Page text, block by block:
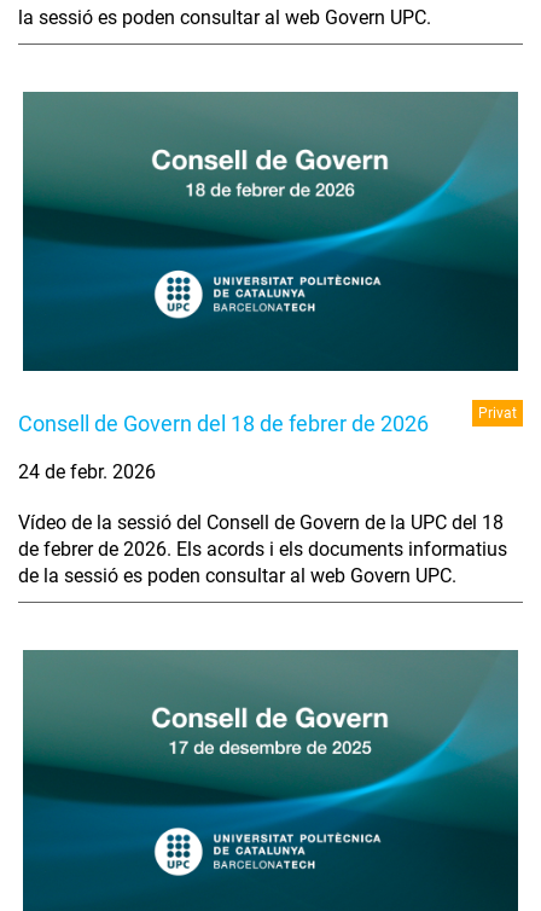
la sessió es poden consultar al web Govern UPC.
Consell de Govern del 18 de febrer de 2026 Privat
24 de febr. 2026
Vídeo de la sessió del Consell de Govern de la UPC del 18
de febrer de 2026. Els acords i els documents informatius
de la sessió es poden consultar al web Govern UPC.